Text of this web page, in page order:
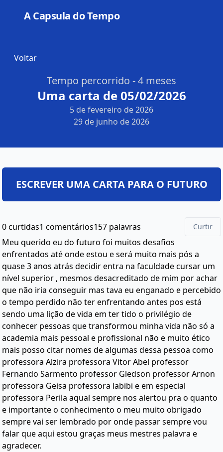
A Capsula do Tempo
Voltar
Tempo percorrido - 4 meses
Uma carta de 05/02/2026
5 de fevereiro de 2026
29 de junho de 2026
0 curtidas1 comentários157 palavras Curtir
Meu querido eu do futuro foi muitos desafios
enfrentados até onde estou e será muito mais pós a
quase 3 anos atrás decidir entra na faculdade cursar um
nível superior , mesmos desacreditado de mim por achar
que não iria conseguir mas tava eu enganado e percebido
o tempo perdido não ter enfrentando antes pos está
sendo uma lição de vida em ter tido o privilégio de
conhecer pessoas que transformou minha vida não só a
academia mais pessoal e profissional não e muito ético
mais posso citar nomes de algumas dessa pessoa como
professora Alzira professora Vitor Abel professor
Fernando Sarmento professor Gledson professor Arnon
professora Geisa professora labibi e em especial
professora Perila aqual sempre nos alertou pra o quanto
e importante o conhecimento o meu muito obrigado
sempre vai ser lembrado por onde passar sempre vou
falar que aqui estou graças meus mestres palavra e
agradecer.
ESCREVER UMA CARTA PARA O FUTURO